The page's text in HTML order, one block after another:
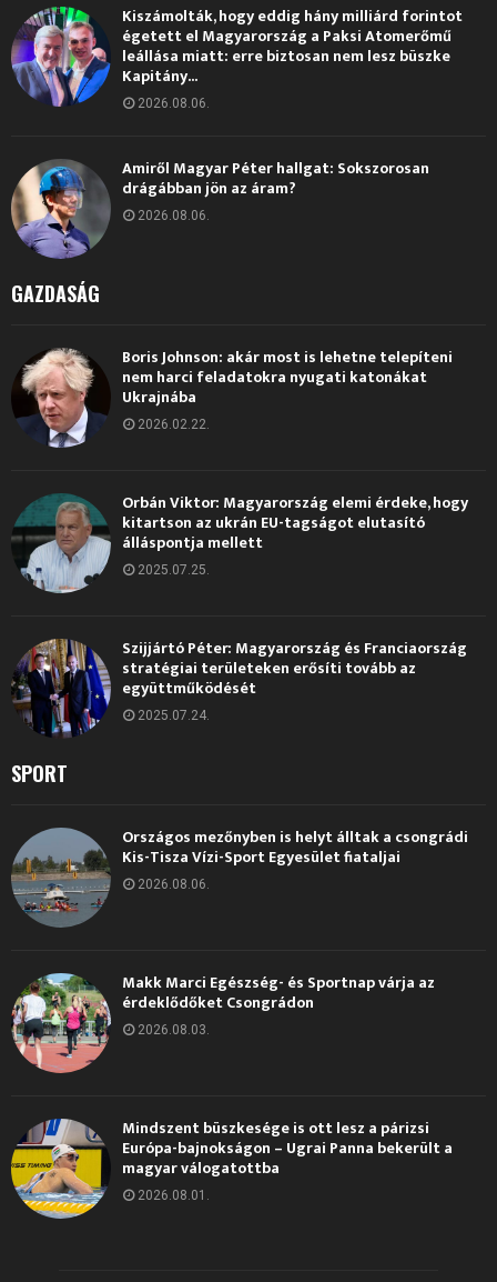
Kiszámolták, hogy eddig hány milliárd forintot
égetett el Magyarország a Paksi Atomerőmű
leállása miatt: erre biztosan nem lesz büszke
Kapitány...
2026.08.06.
Amiről Magyar Péter hallgat: Sokszorosan
drágábban jön az áram?
2026.08.06.
GAZDASÁG
Boris Johnson: akár most is lehetne telepíteni
nem harci feladatokra nyugati katonákat
Ukrajnába
2026.02.22.
Orbán Viktor: Magyarország elemi érdeke, hogy
kitartson az ukrán EU-tagságot elutasító
álláspontja mellett
2025.07.25.
Szijjártó Péter: Magyarország és Franciaország
stratégiai területeken erősíti tovább az
együttműködését
2025.07.24.
SPORT
Országos mezőnyben is helyt álltak a csongrádi
Kis-Tisza Vízi-Sport Egyesület fiataljai
2026.08.06.
Makk Marci Egészség- és Sportnap várja az
érdeklődőket Csongrádon
2026.08.03.
Mindszent büszkesége is ott lesz a párizsi
Európa-bajnokságon – Ugrai Panna bekerült a
magyar válogatottba
2026.08.01.